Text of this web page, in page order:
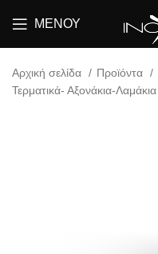
ΜΕΝΟΎ
Αρχική σελίδα Προϊόντα
Τερματικά- Αξονάκια-Λαμάκια